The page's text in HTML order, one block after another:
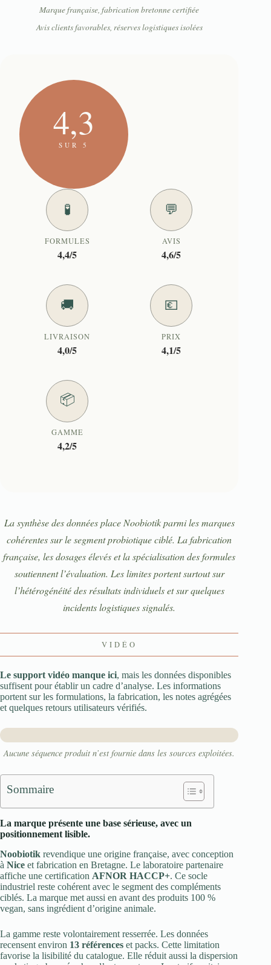
Marque française, fabrication bretonne certifiée
Avis clients favorables, réserves logistiques isolées
4,3
SUR 5
🧪
FORMULES
4,4/5
💬
AVIS
4,6/5
🚚
LIVRAISON
4,0/5
💶
PRIX
4,1/5
📦
GAMME
4,2/5
La synthèse des données place Noobiotik parmi les marques
cohérentes sur le segment probiotique ciblé. La fabrication
française, les dosages élevés et la spécialisation des formules
soutiennent l’évaluation. Les limites portent surtout sur
l’hétérogénéité des résultats individuels et sur quelques
incidents logistiques signalés.
VIDÉO
Le support vidéo manque ici, mais les données disponibles
suffisent pour établir un cadre d’analyse. Les informations
portent sur les formulations, la fabrication, les notes agrégées
et quelques retours utilisateurs vérifiés.
Aucune séquence produit n’est fournie dans les sources exploitées.
Sommaire
La marque présente une base sérieuse, avec un
positionnement lisible.
Noobiotik revendique une origine française, avec conception
à Nice et fabrication en Bretagne. Le laboratoire partenaire
affiche une certification AFNOR HACCP+. Ce socle
industriel reste cohérent avec le segment des compléments
ciblés. La marque met aussi en avant des produits 100 %
vegan, sans ingrédient d’origine animale.
La gamme reste volontairement resserrée. Les données
recensent environ 13 références et packs. Cette limitation
favorise la lisibilité du catalogue. Elle réduit aussi la dispersion